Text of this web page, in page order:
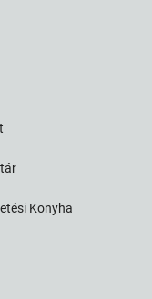
Konyha